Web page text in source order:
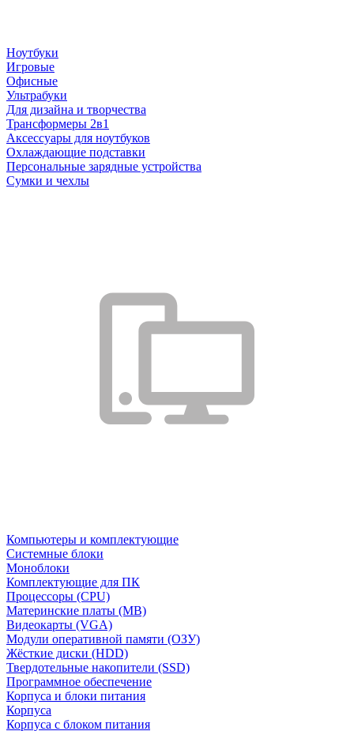
Ноутбуки
Игровые
Офисные
Ультрабуки
Для дизайна и творчества
Трансформеры 2в1
Аксессуары для ноутбуков
Охлаждающие подставки
Персональные зарядные устройства
Сумки и чехлы
Компьютеры и комплектующие
Системные блоки
Моноблоки
Комплектующие для ПК
Процессоры (CPU)
Материнские платы (MB)
Видеокарты (VGA)
Модули оперативной памяти (ОЗУ)
Жёсткие диски (HDD)
Твердотельные накопители (SSD)
Программное обеспечение
Корпуса и блоки питания
Корпуса
Корпуса с блоком питания